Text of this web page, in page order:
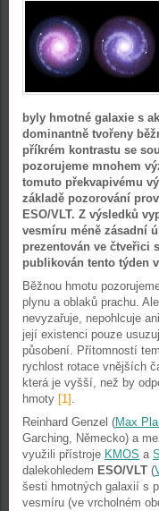
byly hmotné galaxie s
dominantně tvořeny
příkrém kontrastu se
pozorujeme mnohem
tomuto překvapivému
základě pozorování
ESO/VLT. Z výsledků
vesmíru méně zásadní
prezentován ve čtveřici
publikován tento týden
Běžnou hmotu
plynu a oblaků prachu.
nevyzařuje, nepohlcuje
její existenci pouze
působení. Přítomností
rychlost rotace vnějších
která je vyšší, než by
hmoty [1] .
Reinhard Genzel (Max
Garching, Německo) a
využili přístroje KMOS a
dalekohledem ESO/VLT (
šesti hmotných galaxií s
vesmíru (ve vrcholném